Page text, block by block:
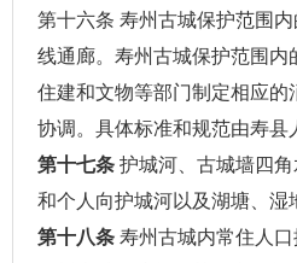
第十六条 寿州古城保护范围
线通廊。寿州古城保护范围
住建和文物等部门制定相应
协调。具体标准和规范由寿
第十七条 护城河、古城墙四
和个人向护城河以及湖塘、
第十八条 寿州古城内常住人